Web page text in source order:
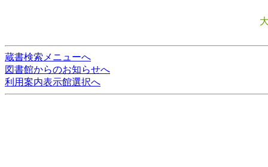
蔵書検索メニューへ
図書館からのお知らせへ
利用案内表示館選択へ